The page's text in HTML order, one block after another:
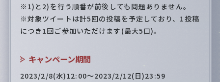
※1)と2)を行う順番が前後しても問題ありません。
※対象ツイートは計5回の投稿を予定しており、1投稿
につき1回ご参加いただけます(最大5口)。
キャンペーン期間
2023/2/8(水)12:00〜2023/2/12(日)23:59